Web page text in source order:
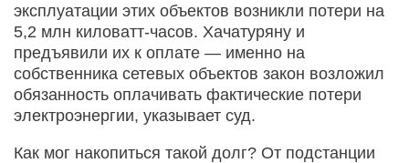
эксплуатации этих объектов возникли потери на
5,2 млн киловатт-часов. Хачатуряну и
предъявили их к оплате — именно на
собственника сетевых объектов закон возложил
обязанность оплачивать фактические потери
электроэнергии, указывает суд.
Как мог накопиться такой долг? От подстанции